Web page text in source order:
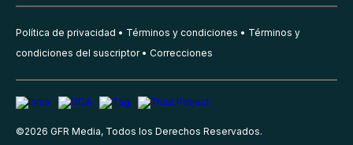
Política de privacidad Términos y condiciones
Términos y
condiciones del suscriptor
Correcciones
©2026 GFR Media, Todos los Derechos Reservados.